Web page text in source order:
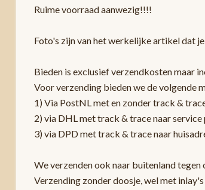
Ruime voorraad aanwezig!!!!
Foto's zijn van het werkelijke artikel dat
Bieden is exclusief verzendkosten maar
Voor verzending bieden we de volgende
1) Via PostNL met en zonder track &
2) via DHL met track & trace naar service
3) via DPD met track & trace naar
We verzenden ook naar buitenland
Verzending zonder doosje, wel met